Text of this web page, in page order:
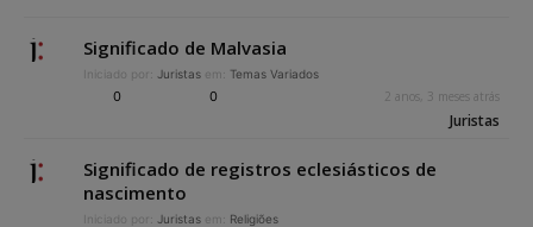
Significado de Malvasia
Iniciado por: Juristas em: Temas Variados
0 0 2 anos, 3 meses atrás
Juristas
Significado de registros eclesiásticos de
nascimento
Iniciado por: Juristas em: Religiões